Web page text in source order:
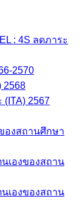
: 4S ลดภาระ
2570
2568
2567
องสถานศึกษา
เองของสถาน
เองของสถาน